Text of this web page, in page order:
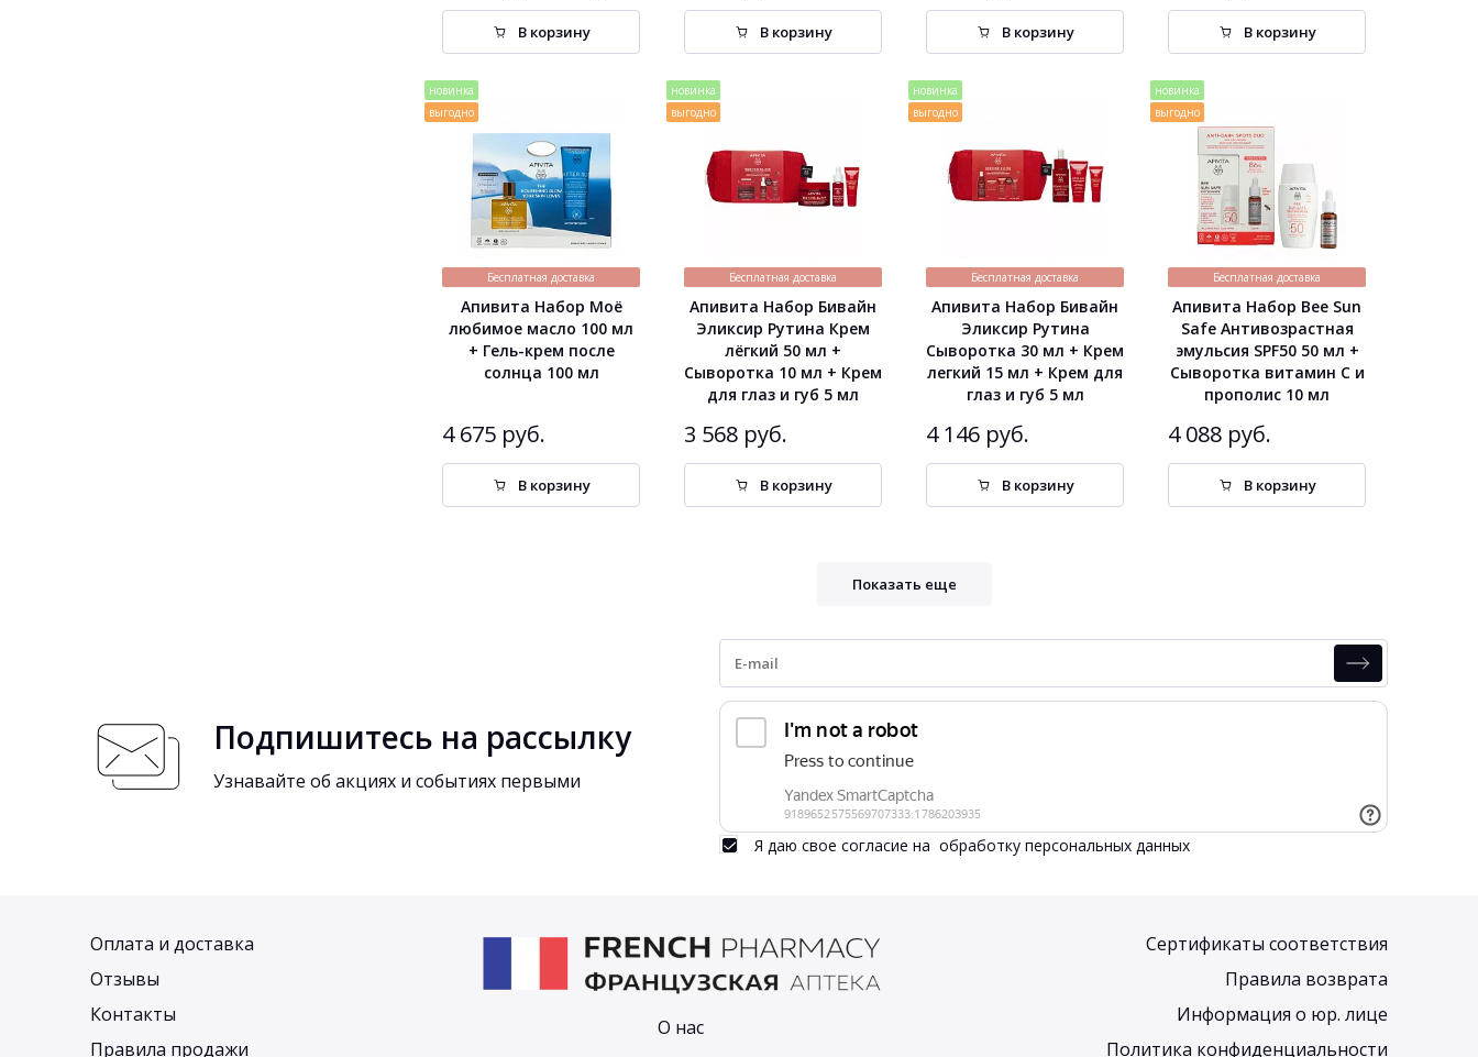
В корзину В корзину В корзину В корзину
новинка
выгодно
Бесплатная доставка
Апивита Набор Моё
любимое масло 100 мл
+ Гель-крем после
солнца 100 мл
4 675 руб.
В корзину
новинка
выгодно
Бесплатная доставка
Апивита Набор Бивайн
Эликсир Рутина Крем
лёгкий 50 мл +
Сыворотка 10 мл + Крем
для глаз и губ 5 мл
3 568 руб.
В корзину
новинка
выгодно
Бесплатная доставка
Апивита Набор Бивайн
Эликсир Рутина
Сыворотка 30 мл + Крем
легкий 15 мл + Крем для
глаз и губ 5 мл
4 146 руб.
В корзину
новинка
выгодно
Бесплатная доставка
Апивита Набор Bee Sun
Safe Антивозрастная
эмульсия SPF50 50 мл +
Сыворотка витамин С и
прополис 10 мл
4 088 руб.
В корзину
Показать еще
Подпишитесь на рассылку
Узнавайте об акциях и событиях первыми
Я даю свое согласие на обработку персональных данных
Оплата и доставка
Отзывы
Контакты
Правила продажи
О нас
Сертификаты соответствия
Правила возврата
Информация о юр. лице
Политика конфиденциальности